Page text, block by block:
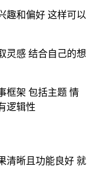
趣和偏好 这样可以
灵感 结合自己的想
框架 包括主题 情
逻辑性
清晰且功能良好 就